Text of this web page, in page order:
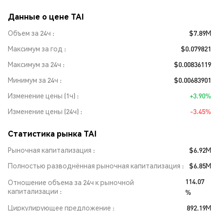
Данные о цене TAI
Объем за 24ч
$7.89M
Максимум за год
$0.079821
Максимум за 24ч
$0.00836119
Минимум за 24ч
$0.00683901
Изменение цены (1ч)
+3.90%
Изменение цены (24ч)
-3.45%
Статистика рынка TAI
Рыночная капитализация
$6.92M
Полностью разводнённая рыночная капитализация
$6.85M
Отношение объема за 24ч к рыночной
капитализации
114.07
%
Циркулирующее предложение
892.19M